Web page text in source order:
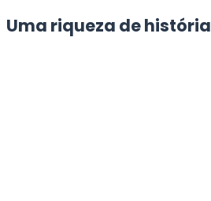
Uma riqueza de história